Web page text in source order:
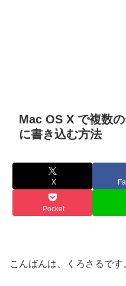
Mac OS X で複数
に書き込む方法
X
Pocket
こんばんは、くろさるです